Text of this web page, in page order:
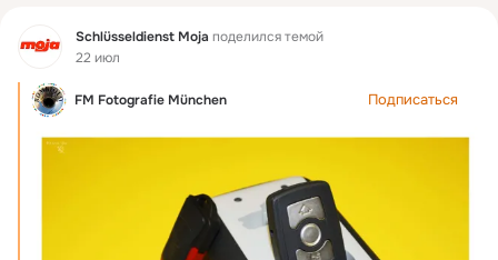
Schlüsseldienst Moja поделился темой
22 июл
FM Fotografie München Подписаться